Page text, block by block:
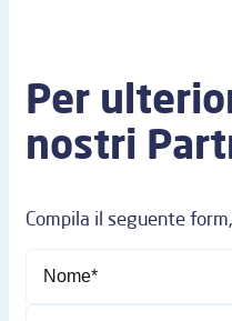
Per
nostri
Compila il seguente